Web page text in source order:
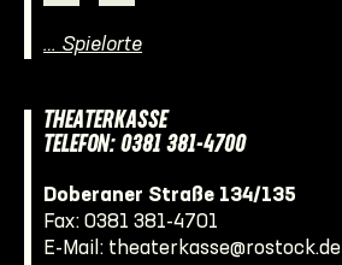
… Spielorte
THEATERKASSE
TELEFON: 0381 381-4700
Doberaner Straße 134/135
Fax: 0381 381-4701
E-Mail: theaterkasse@rostock.de